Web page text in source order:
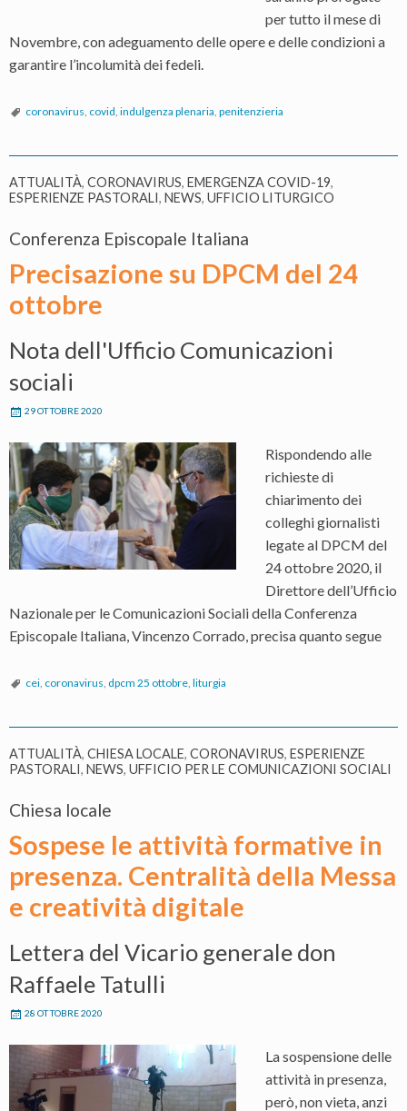
per tutto il mese di
Novembre, con adeguamento delle opere e delle condizioni a
garantire l’incolumità dei fedeli.
coronavirus, covid, indulgenza plenaria, penitenzieria
ATTUALITÀ, CORONAVIRUS, EMERGENZA COVID-19,
ESPERIENZE PASTORALI, NEWS, UFFICIO LITURGICO
Conferenza Episcopale Italiana
Precisazione su DPCM del 24
ottobre
Nota dell'Ufficio Comunicazioni
sociali
29 OTTOBRE 2020
Rispondendo alle
richieste di
chiarimento dei
colleghi giornalisti
legate al DPCM del
24 ottobre 2020, il
Direttore dell’Ufficio
Nazionale per le Comunicazioni Sociali della Conferenza
Episcopale Italiana, Vincenzo Corrado, precisa quanto segue
cei, coronavirus, dpcm 25 ottobre, liturgia
ATTUALITÀ, CHIESA LOCALE, CORONAVIRUS, ESPERIENZE
PASTORALI, NEWS, UFFICIO PER LE COMUNICAZIONI SOCIALI
Chiesa locale
Sospese le attività formative in
presenza. Centralità della Messa
e creatività digitale
Lettera del Vicario generale don
Raffaele Tatulli
28 OTTOBRE 2020
La sospensione delle
attività in presenza,
però, non vieta, anzi